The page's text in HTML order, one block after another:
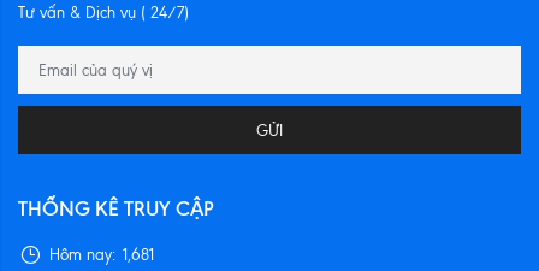
Tư vấn & Dịch vụ ( 24/7)
GỬI
THỐNG KÊ TRUY CẬP
Hôm nay: 1,681